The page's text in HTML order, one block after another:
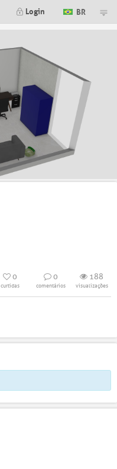
Login BR
0
curtidas
0
comentários
188
visualizações